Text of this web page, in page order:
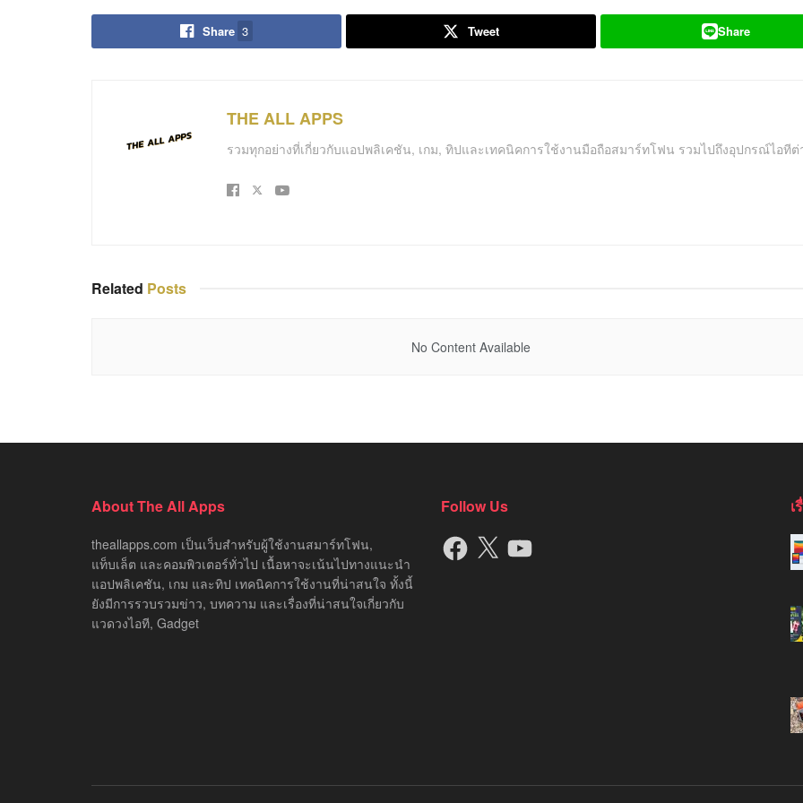
Share 3 Tweet Share
THE ALL APPS
รวมทุกอย่างที่เกี่ยวกับแอปพลิเคชัน, เกม, ทิปและเทคนิคการใช้งานมือถือสมาร์ทโฟน รวมไปถึงอุปกรณ์ไอทีต่
Related Posts
No Content Available
About The All Apps
theallapps.com เป็นเว็บสำหรับผู้ใช้งานสมาร์ทโฟน,
แท็บเล็ต และคอมพิวเตอร์ทั่วไป เนื้อหาจะเน้นไปทางแนะนำ
แอปพลิเคชัน, เกม และทิป เทคนิคการใช้งานที่น่าสนใจ ทั้งนี้
ยังมีการรวบรวมข่าว, บทความ และเรื่องที่น่าสนใจเกี่ยวกับ
แวดวงไอที, Gadget
Follow Us
Facebook
X YouTube
เ